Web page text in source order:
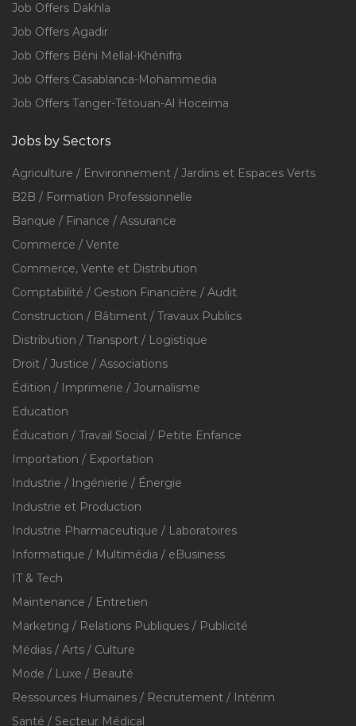
Job Offers Dakhla
Job Offers Agadir
Job Offers Béni Mellal-Khénifra
Job Offers Casablanca-Mohammedia
Job Offers Tanger-Tétouan-Al Hoceïma
Jobs by Sectors
Agriculture / Environnement / Jardins et Espaces Verts
B2B / Formation Professionnelle
Banque / Finance / Assurance
Commerce / Vente
Commerce, Vente et Distribution
Comptabilité / Gestion Financière / Audit
Construction / Bâtiment / Travaux Publics
Distribution / Transport / Logistique
Droit / Justice / Associations
Édition / Imprimerie / Journalisme
Education
Éducation / Travail Social / Petite Enfance
Importation / Exportation
Industrie / Ingénierie / Énergie
Industrie et Production
Industrie Pharmaceutique / Laboratoires
Informatique / Multimédia / eBusiness
IT & Tech
Maintenance / Entretien
Marketing / Relations Publiques / Publicité
Médias / Arts / Culture
Mode / Luxe / Beauté
Ressources Humaines / Recrutement / Intérim
Santé / Secteur Médical